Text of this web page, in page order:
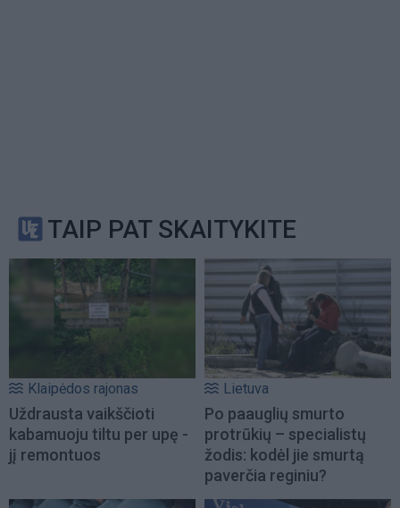
TAIP PAT SKAITYKITE
Klaipėdos rajonas
Uždrausta vaikščioti
kabamuoju tiltu per upę -
jį remontuos
Lietuva
Po paauglių smurto
protrūkių – specialistų
žodis: kodėl jie smurtą
paverčia reginiu?